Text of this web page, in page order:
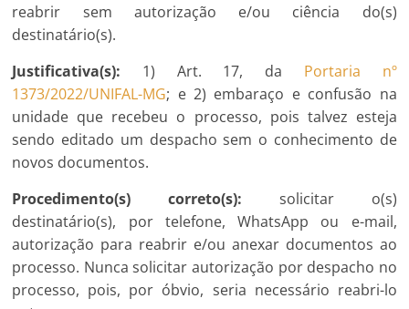
reabrir sem autorização e/ou ciência do(s)
destinatário(s).
Justificativa(s): 1) Art. 17, da Portaria nº
1373/2022/UNIFAL-MG; e 2) embaraço e confusão na
unidade que recebeu o processo, pois talvez esteja
sendo editado um despacho sem o conhecimento de
novos documentos.
Procedimento(s) correto(s): solicitar o(s)
destinatário(s), por telefone, WhatsApp ou e-mail,
autorização para reabrir e/ou anexar documentos ao
processo. Nunca solicitar autorização por despacho no
processo, pois, por óbvio, seria necessário reabri-lo